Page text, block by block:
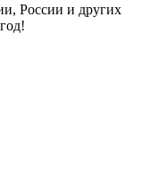
России и других